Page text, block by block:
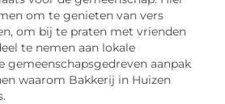
om te genieten van vers
om bij te praten met vrienden
te nemen aan lokale
gemeenschapsgedreven aanpak
waarom Bakkerij in Huizen